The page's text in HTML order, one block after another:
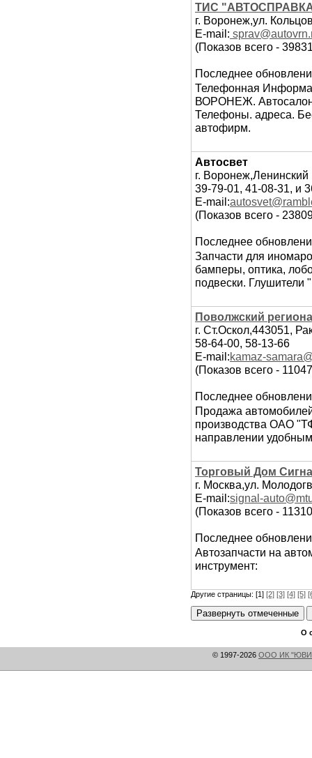
ТИС
г. Воронеж,ул.
E-mail:
(Показов всего -
Последнее
Телефонная
ВОРОНЕЖ.
Телефоны. адреса.
автофирм.
Автосвет
г.
39-79-01, 41-08-31, и
E-mail:
(Показов всего -
Последнее
Запчасти для
бамперы, оптика,
подвески. Глушители
Поволжский
г. Ст.Оскол,443051,
58-64-00, 58-13-66
E-mail:kamaz-
(Показов всего -
Последнее
Продажа
производства ОАО
направлении
Торговый Дом
г. Москва,ул.
E-mail:signal-
(Показов всего -
Последнее
Автозапчасти на
инструмент:
Другие страницы: [1] [2] [3] [4] [5]
О
© 1997-2026 ООО ИК